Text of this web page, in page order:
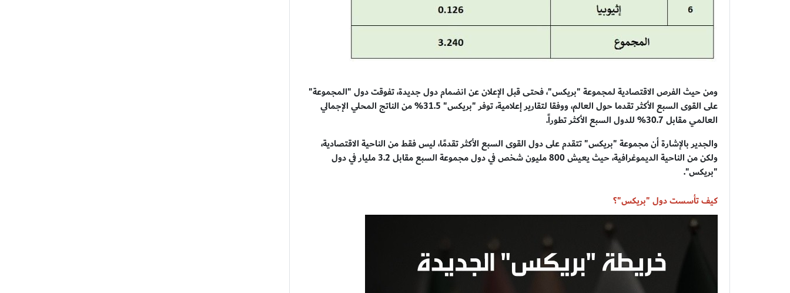
ومن حيث الفرص الاقتصادية لمجموعة "بريكس"، فحتى قبل الإعلان عن انضمام دول جديدة، تفوقت دول "المجموعة"
على القوى السبع الأكثر تقدما حول العالم، ووفقا لتقارير إعلامية، توفر "بريكس" 31.5% من الناتج المحلي الإجمالي
العالمي مقابل 30.7% للدول السبع الأكثر تطوراً.
والجدير بالإشارة أن مجموعة "بريكس" تتقدم على دول القوى السبع الأكثر تقدمًا، ليس فقط من الناحية الاقتصادية،
ولكن من الناحية الديموغرافية، حيث يعيش 800 مليون شخص في دول مجموعة السبع مقابل 3.2 مليار في دول
"بريكس".
كيف تأسست دول "بريكس"؟